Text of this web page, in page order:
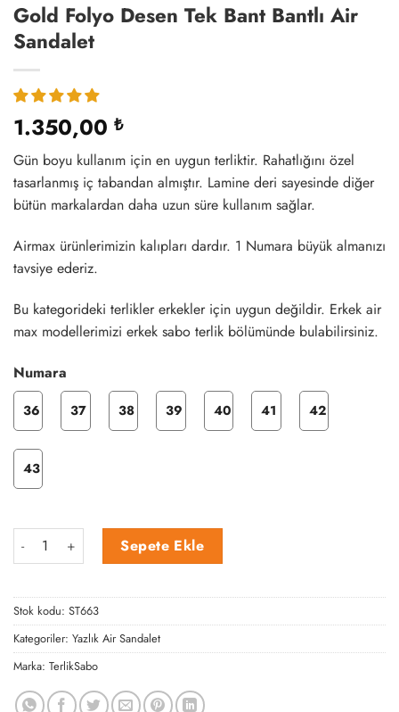
Gold Folyo Desen Tek Bant Bantlı Air
Sandalet
1.350,00 ₺
Gün boyu kullanım için en uygun terliktir. Rahatlığını özel
tasarlanmış iç tabandan almıştır. Lamine deri sayesinde diğer
bütün markalardan daha uzun süre kullanım sağlar.
Airmax ürünlerimizin kalıpları dardır. 1 Numara büyük almanızı
tavsiye ederiz.
Bu kategorideki terlikler erkekler için uygun değildir. Erkek air
max modellerimizi erkek sabo terlik bölümünde bulabilirsiniz.
Numara
36 37 38 39 40 41 42
43
Gold Folyo Desen Tek Bant Bantlı Air Sandalet adet
Sepete Ekle
Stok kodu: ST663
Kategoriler: Yazlık Air Sandalet
Marka: TerlikSabo